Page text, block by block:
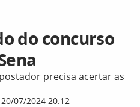
do concurso
precisa acertar as
07/2024 20:12